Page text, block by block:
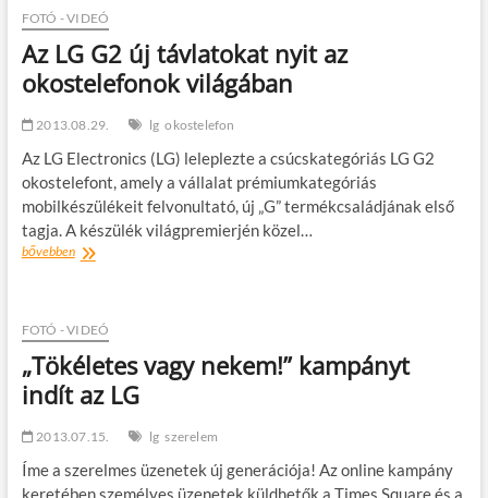
Nyomtatás,
FOTÓ - VIDEÓ
Az LG G2 új távlatokat nyit az
okostelefonok világában
2013.08.29. lg okostelefon
Az LG Electronics (LG) leleplezte a csúcskategóriás LG G2
okostelefont, amely a vállalat prémiumkategóriás
mobilkészülékeit felvonultató, új „G” termékcsaládjának első
tagja. A készülék világpremierjén közel…
bővebbenAz
távlatokat
az
okostelefonok
világában
FOTÓ - VIDEÓ
„Tökéletes vagy nekem!” kampányt
indít az LG
2013.07.15. lg szerelem
Íme a szerelmes üzenetek új generációja! Az online kampány
keretében személyes üzenetek küldhetők a Times Square és a